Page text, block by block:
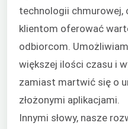
technologii chmurowej,
klientom oferować
odbiorcom.
większej ilości czasu i
zamiast martwić się o
złożonymi aplikacjami.
Innymi słowy, nasze